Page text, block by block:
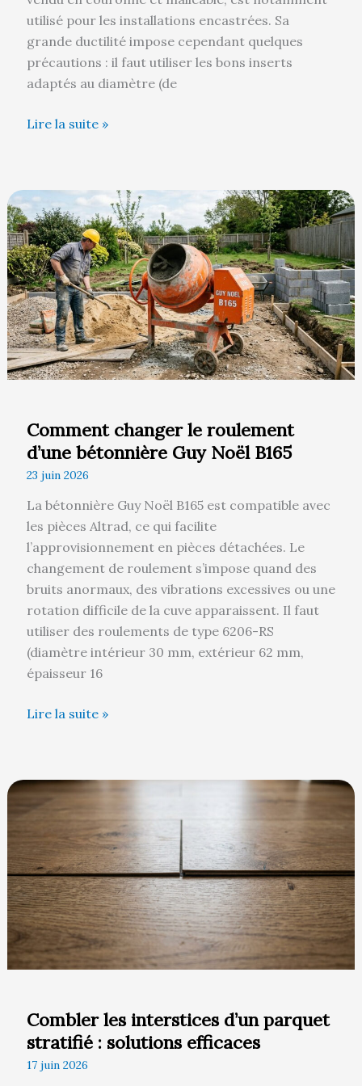
utilisé pour les installations encastrées. Sa
grande ductilité impose cependant quelques
précautions : il faut utiliser les bons inserts
adaptés au diamètre (de
Lire la suite »
Comment changer le roulement
d’une bétonnière Guy Noël B165
23 juin 2026
La bétonnière Guy Noël B165 est compatible avec
les pièces Altrad, ce qui facilite
l’approvisionnement en pièces détachées. Le
changement de roulement s’impose quand des
bruits anormaux, des vibrations excessives ou une
rotation difficile de la cuve apparaissent. Il faut
utiliser des roulements de type 6206-RS
(diamètre intérieur 30 mm, extérieur 62 mm,
épaisseur 16
Comment
changer
le
roulement
d’une
bétonnière
Guy
Noël
B165
Lire la suite »
Combler les interstices d’un parquet
stratifié : solutions efficaces
17 juin 2026
Combler
les
interstices
d’un
parquet
stratifié
:
solutions
efficaces